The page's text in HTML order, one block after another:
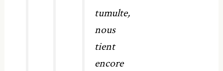
tumulte,
nous
tient
encore